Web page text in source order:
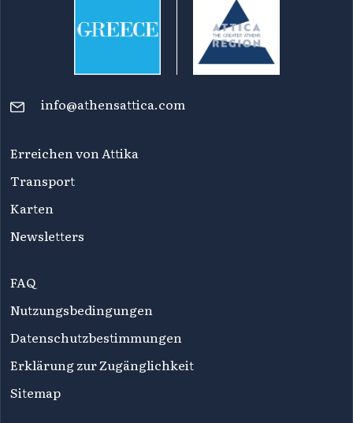
info@athensattica.com
Erreichen von Attika
Transport
Karten
Newsletters
FAQ
Nutzungsbedingungen
Datenschutzbestimmungen
Erklärung zur Zugänglichkeit
Sitemap